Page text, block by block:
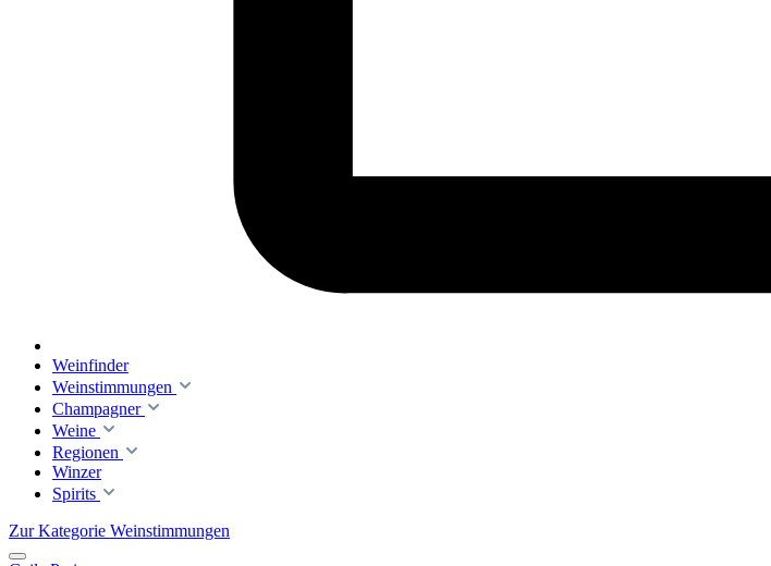
Weinfinder
Weinstimmungen
Champagner
Weine
Regionen
Winzer
Spirits
Zur Kategorie Weinstimmungen